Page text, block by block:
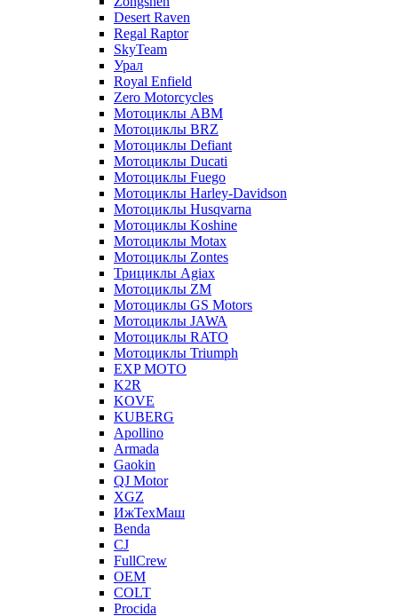
Desert Raven
Regal Raptor
SkyTeam
Урал
Royal Enfield
Zero Motorcycles
Мотоциклы ABM
Мотоциклы BRZ
Мотоциклы Defiant
Мотоциклы Ducati
Мотоциклы Fuego
Мотоциклы Harley-Davidson
Мотоциклы Husqvarna
Мотоциклы Koshine
Мотоциклы Motax
Мотоциклы Zontes
Трициклы Agiax
Мотоциклы ZM
Мотоциклы GS Motors
Мотоциклы JAWA
Мотоциклы RATO
Мотоциклы Triumph
EXP MOTO
K2R
KOVE
KUBERG
Apollino
Armada
Gaokin
QJ Motor
XGZ
ИжТехМаш
Benda
CJ
FullCrew
OEM
COLT
Procida